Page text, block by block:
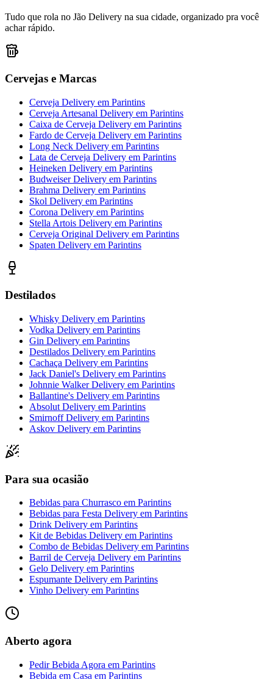
Tudo que rola no Jão Delivery na sua cidade, organizado pra você
achar rápido.
Cervejas e Marcas
Cerveja Delivery em Parintins
Cerveja Artesanal Delivery em Parintins
Caixa de Cerveja Delivery em Parintins
Fardo de Cerveja Delivery em Parintins
Long Neck Delivery em Parintins
Lata de Cerveja Delivery em Parintins
Heineken Delivery em Parintins
Budweiser Delivery em Parintins
Brahma Delivery em Parintins
Skol Delivery em Parintins
Corona Delivery em Parintins
Stella Artois Delivery em Parintins
Cerveja Original Delivery em Parintins
Spaten Delivery em Parintins
Destilados
Whisky Delivery em Parintins
Vodka Delivery em Parintins
Gin Delivery em Parintins
Destilados Delivery em Parintins
Cachaça Delivery em Parintins
Jack Daniel's Delivery em Parintins
Johnnie Walker Delivery em Parintins
Ballantine's Delivery em Parintins
Absolut Delivery em Parintins
Smirnoff Delivery em Parintins
Askov Delivery em Parintins
Para sua ocasião
Bebidas para Churrasco em Parintins
Bebidas para Festa Delivery em Parintins
Drink Delivery em Parintins
Kit de Bebidas Delivery em Parintins
Combo de Bebidas Delivery em Parintins
Barril de Cerveja Delivery em Parintins
Gelo Delivery em Parintins
Espumante Delivery em Parintins
Vinho Delivery em Parintins
Aberto agora
Pedir Bebida Agora em Parintins
Bebida em Casa em Parintins